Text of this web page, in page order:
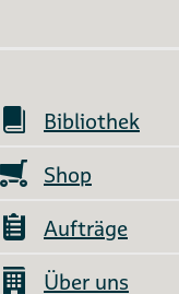
Bibliothek
Shop
Aufträge
Über uns